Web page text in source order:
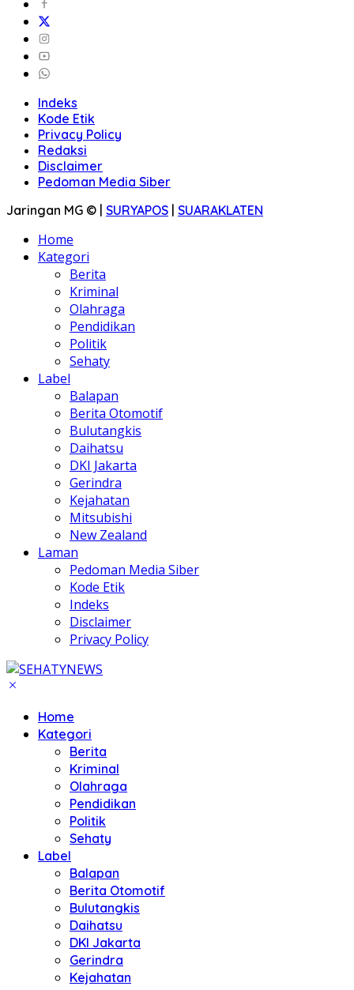
Indeks
Kode Etik
Privacy Policy
Redaksi
Disclaimer
Pedoman Media Siber
Jaringan MG © | SURYAPOS | SUARAKLATEN
Home
Kategori
Berita
Kriminal
Olahraga
Pendidikan
Politik
Sehaty
Label
Balapan
Berita Otomotif
Bulutangkis
Daihatsu
DKI Jakarta
Gerindra
Kejahatan
Mitsubishi
New Zealand
Laman
Pedoman Media Siber
Kode Etik
Indeks
Disclaimer
Privacy Policy
Home
Kategori
Berita
Kriminal
Olahraga
Pendidikan
Politik
Sehaty
Label
Balapan
Berita Otomotif
Bulutangkis
Daihatsu
DKI Jakarta
Gerindra
Kejahatan